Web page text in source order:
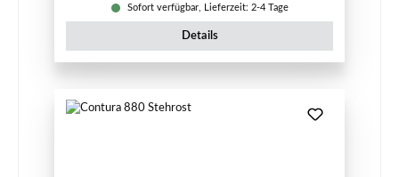
Sofort verfügbar, Lieferzeit: 2-4 Tage
Details